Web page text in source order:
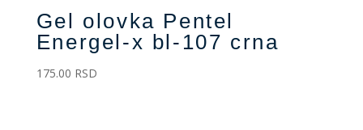
Gel olovka Pentel
Energel-x bl-107 crna
175.00 RSD